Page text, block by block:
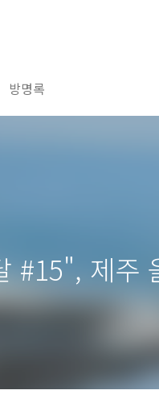
방명록
#15", 제주